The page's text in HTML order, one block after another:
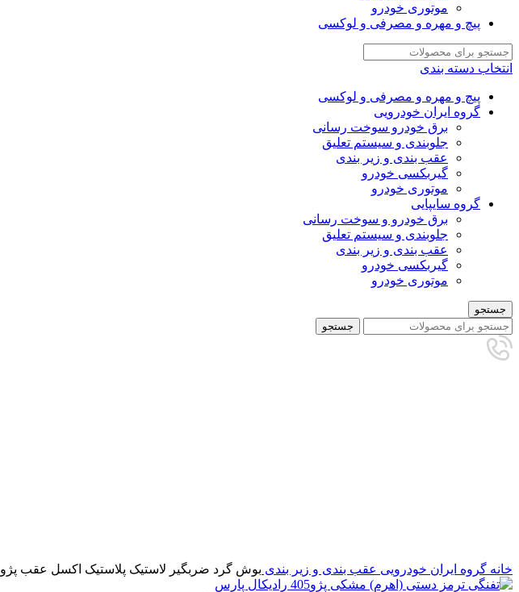
موتوری خودرو
پیچ و مهره و مصرفی و لوکسی
انتخاب دسته بندی
پیچ و مهره و مصرفی و لوکسی
گروه ایران خودرویی
برق خودرو سوخت رسانی
جلوبندی و سیستم تعلیق
عقب بندی و زیر بندی
گیربکسی خودرو
موتوری خودرو
گروه سایپایی
برق خودرو و سوخت رسانی
جلوبندی و سیستم تعلیق
عقب بندی و زیر بندی
گیربکسی خودرو
موتوری خودرو
جستجو
جستجو
خانه گروه ایران خودرویی عقب بندی و زیر بندی بوش گرد ضربگیر لاستیک پلاستیک اکسل عقب پژو 405 s4T (1081000161)